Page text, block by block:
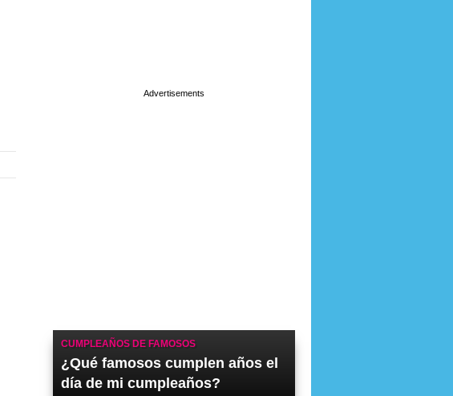
CUMPLEAÑOS DE FAMOSOS
¿Qué famosos cumplen años el
día de mi cumpleaños?